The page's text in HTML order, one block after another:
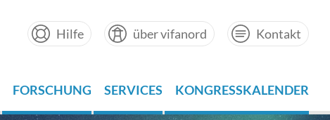
Hilfe über vifanord Kontakt
FORSCHUNG SERVICES KONGRESSKALENDER